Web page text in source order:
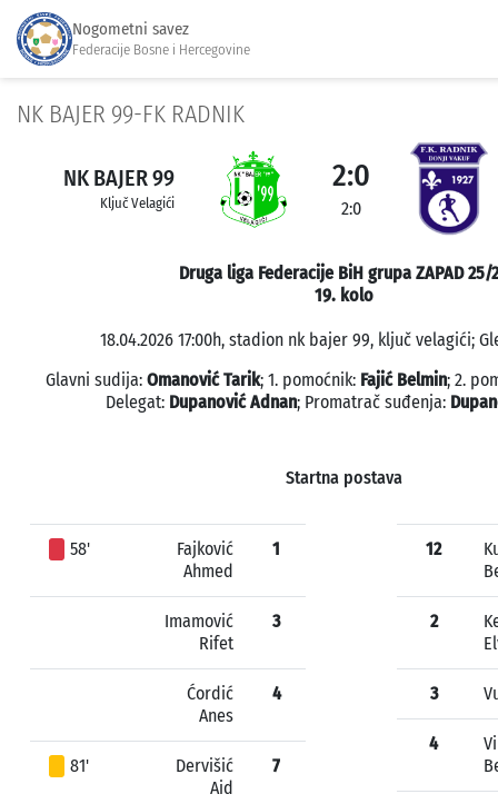
Nogometni savez
Federacije Bosne i Hercegovine
NK BAJER 99-FK RADNIK
NK BAJER 99
Ključ Velagići
2:0
2:0
Druga liga Federacije BiH grupa ZAPAD 25/
19. kolo
18.04.2026 17:00h, stadion nk bajer 99, ključ velagići;
Glavni sudija: Omanović Tarik; 1. pomoćnik: Fajić Belmin; 2.
Delegat: Dupanović Adnan; Promatrač suđenja:
Startna postava
58'
Fajković
Ahmed
1
Imamović
Rifet
3
Ćordić
Anes
4
81'
Dervišić
Aid
7
12
2
3
4